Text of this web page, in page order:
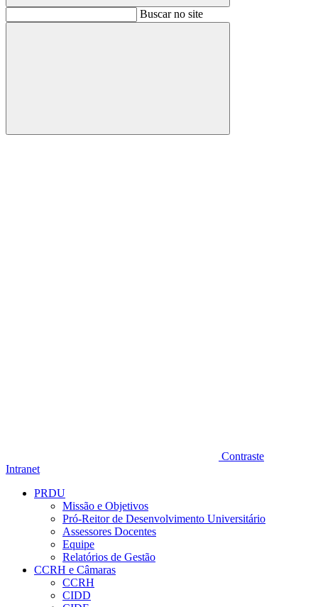
BuscarBuscar no site
Buscar
Contraste
Intranet
PRDU
Missão e Objetivos
Pró-Reitor de Desenvolvimento Universitário
Assessores Docentes
Equipe
Relatórios de Gestão
CCRH e Câmaras
CCRH
CIDD